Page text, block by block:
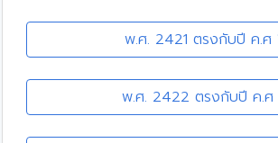
พ.ศ. 2421 ตรงกับปี ค.ศ
พ.ศ. 2422 ตรงกับปี ค.ศ